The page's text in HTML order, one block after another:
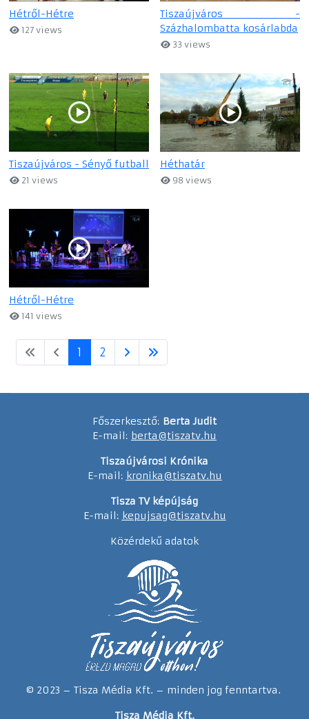
Hétről-Hétre
127 views
Tiszaújváros -
Százhalombatta kosárlabda
33 views
Tiszaújváros - Sényő futball
21 views
Héthatár
98 views
Hétről-Hétre
141 views
1 2
Főszerkesztő: Berta Judit
E-mail: berta@tiszatv.hu
Tiszaújvárosi Krónika
E-mail: kronika@tiszatv.hu
Tisza TV képújság
E-mail: kepujsag@tiszatv.hu
Közérdekű adatok
© 2023 – Tisza Média Kft. – minden jog fenntartva.
Tisza Média Kft.